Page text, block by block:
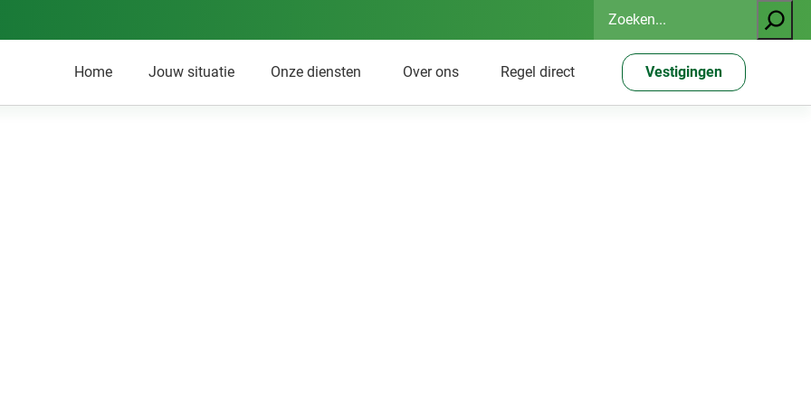
Zoeken
Home Jouw situatie Onze diensten Over ons Regel direct Vestigingen